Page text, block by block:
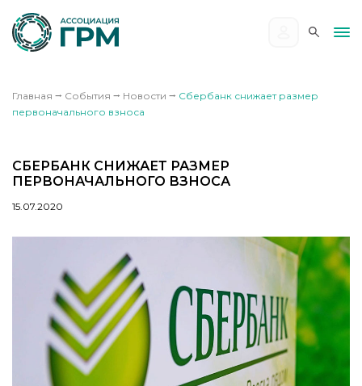
Главная ⭢ События ⭢ Новости ⭢ Сбербанк снижает размер
первоначального взноса
СБЕРБАНК СНИЖАЕТ РАЗМЕР
ПЕРВОНАЧАЛЬНОГО ВЗНОСА
15.07.2020